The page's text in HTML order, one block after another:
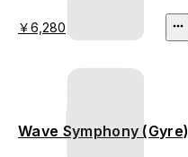
￥6,280
Wave Symphony (Gyre)